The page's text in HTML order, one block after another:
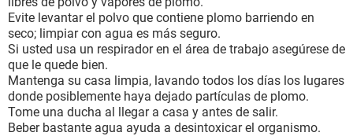
Evite levantar el polvo que contiene plomo barriendo en
seco; limpiar con agua es más seguro.
Si usted usa un respirador en el área de trabajo asegúrese de
que le quede bien.
Mantenga su casa limpia, lavando todos los días los lugares
donde posiblemente haya dejado partículas de plomo.
Tome una ducha al llegar a casa y antes de salir.
Beber bastante agua ayuda a desintoxicar el organismo.